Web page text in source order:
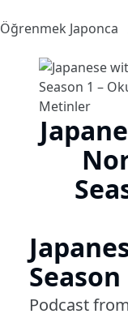
Öğrenmek Japonca
Season
Podcast